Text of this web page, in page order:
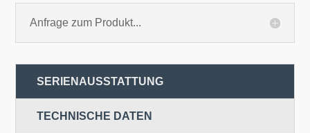
Anfrage zum Produkt...
SERIENAUSSTATTUNG
TECHNISCHE DATEN